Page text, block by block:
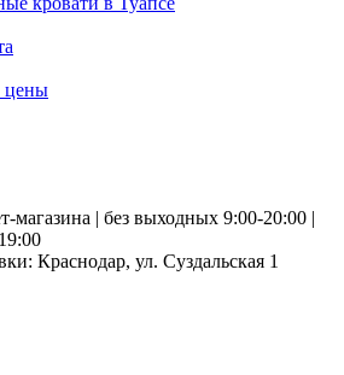
цены
магазина | без выходных 9:00-20:00 |
Краснодар, ул. Суздальская 1